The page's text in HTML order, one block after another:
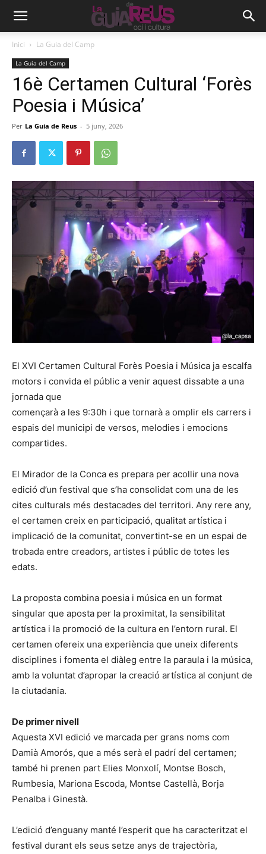
Inici La Guia del Camp
La Guia del Camp
16è Certamen Cultural ‘Forès
Poesia i Música’
Per La Guia de Reus - 5 juny, 2026
El XVI Certamen Cultural Forès Poesia i Música ja escalfa
motors i convida el públic a venir aquest dissabte a una
jornada que
començarà a les 9:30h i que tornarà a omplir els carrers i
espais del municipi de versos, melodies i emocions
compartides.
El Mirador de la Conca es prepara per acollir una nova
edició d’un festival que s’ha consolidat com una de les
cites culturals més destacades del territori. Any rere any,
el certamen creix en participació, qualitat artística i
implicació de la comunitat, convertint-se en un espai de
trobada entre creadors, artistes i públic de totes les
edats.
La proposta combina poesia i música en un format
singular que aposta per la proximitat, la sensibilitat
artística i la promoció de la cultura en l’entorn rural. El
certamen ofereix una experiència que uneix diferents
disciplines i fomenta el diàleg entre la paraula i la música,
amb la voluntat d’apropar la creació artística al conjunt de
la ciutadania.
De primer nivell
Aquesta XVI edició ve marcada per grans noms com
Damià Amorós, que a més serà el padrí del certamen;
també hi prenen part Elies Monxolí, Montse Bosch,
Rumbesia, Mariona Escoda, Montse Castellà, Borja
Penalba i Ginestà.
L’edició d’enguany manté l’esperit que ha caracteritzat el
festival durant els seus setze anys de trajectòria,